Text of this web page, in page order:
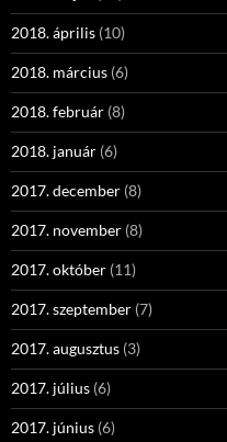
2018. április (10)
2018. március (6)
2018. február (8)
2018. január (6)
2017. december (8)
2017. november (8)
2017. október (11)
2017. szeptember (7)
2017. augusztus (3)
2017. július (6)
2017. június (6)